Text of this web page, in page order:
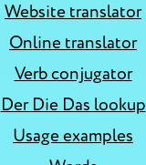
Website translator
Online translator
Verb conjugator
Der Die Das lookup
Usage examples